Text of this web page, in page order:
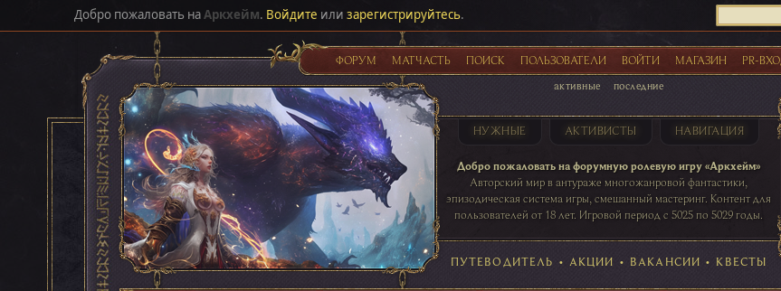
Добро пожаловать наАркхейм. Войдите или зарегистрируйтесь.
ФОРУМ МАТЧАСТЬ ПОИСК ПОЛЬЗОВАТЕЛИ ВОЙТИ МАГАЗИН PR-
активные последние
НУЖНЫЕ АКТИВИСТЫ НАВИГАЦИЯ
Добро пожаловать на форумную ролевую игру «Аркхейм»
Авторский мир в антураже многожанровой фантастики,
эпизодическая система игры, смешанный мастеринг. Контент для
пользователей от 18 лет. Игровой период с 5025 по 5029 годы.
таблице игровой активности
41 ПОСТОВ 31 ПОСТОВ 29 ПОСТОВ 24 ПОСТОВ
ПУТЕВОДИТЕЛЬ • АКЦИИ • ВАКАНСИИ • КВЕСТЫ